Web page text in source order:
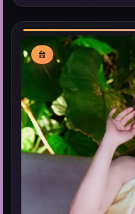
同类型高分佳作，畅享
台